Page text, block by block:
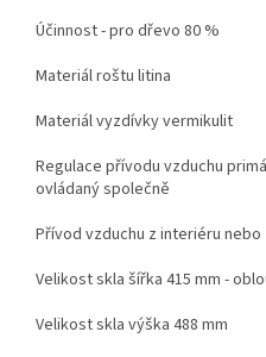
Účinnost - pro dřevo 80 %
Materiál roštu litina
Materiál vyzdívky vermikulit
Regulace přívodu vzduchu
ovládaný společně
Přívod vzduchu z interiéru nebo
Velikost skla šířka 415 mm -
Velikost skla výška 488 mm